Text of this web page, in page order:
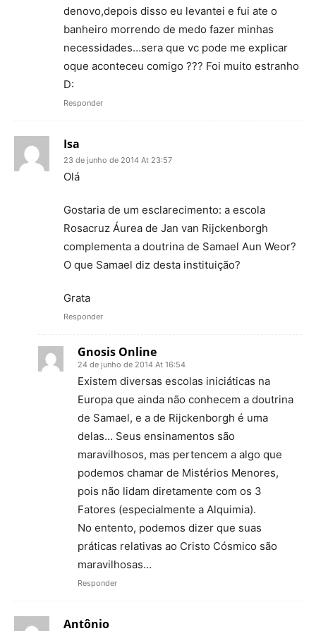
denovo,depois disso eu levantei e fui ate o
banheiro morrendo de medo fazer minhas
necessidades…sera que vc pode me explicar
oque aconteceu comigo ??? Foi muito estranho
D:
Responder
Isa
23 de junho de 2014 At 23:57
Olá
Gostaria de um esclarecimento: a escola
Rosacruz Áurea de Jan van Rijckenborgh
complementa a doutrina de Samael Aun Weor?
O que Samael diz desta instituição?
Grata
Responder
Gnosis Online
24 de junho de 2014 At 16:54
Existem diversas escolas iniciáticas na
Europa que ainda não conhecem a doutrina
de Samael, e a de Rijckenborgh é uma
delas… Seus ensinamentos são
maravilhosos, mas pertencem a algo que
podemos chamar de Mistérios Menores,
pois não lidam diretamente com os 3
Fatores (especialmente a Alquimia).
No entento, podemos dizer que suas
práticas relativas ao Cristo Cósmico são
maravilhosas…
Responder
Antônio